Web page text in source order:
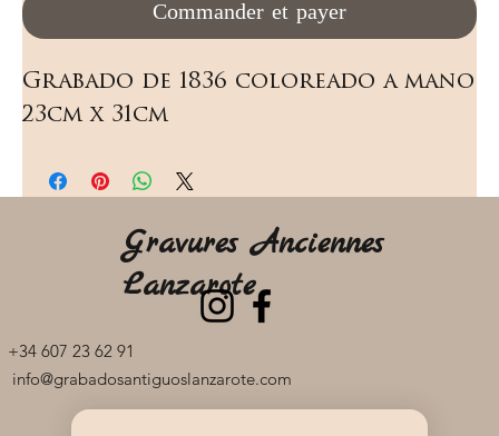
Commander et payer
Grabado de 1836 coloreado a mano
23cm x 31cm
+34 607 23 62 91
info@grabadosantiguoslanzarote.com
Gravures Anciennes
Lanzarote